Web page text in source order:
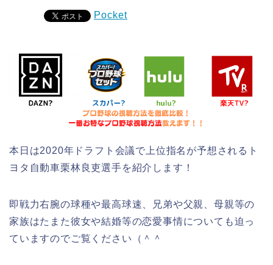
Pocket
本日は2020年ドラフト会議で上位指名が予想されるト
ヨタ自動車栗林良吏選手を紹介します！
即戦力右腕の球種や最高球速、兄弟や父親、母親等の
家族はたまた彼女や結婚等の恋愛事情についても迫っ
ていますのでご覧ください（＾＾